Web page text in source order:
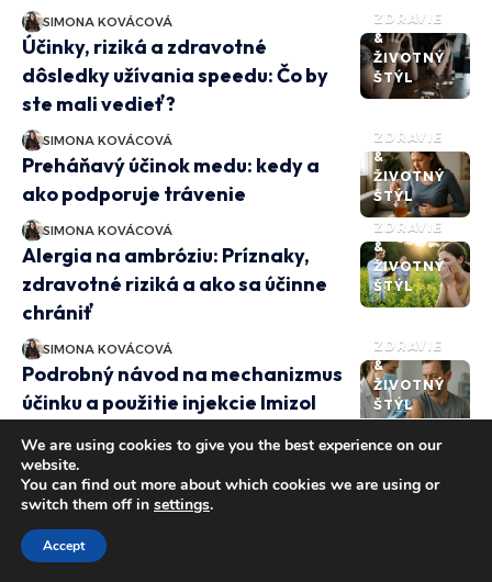
SIMONA KOVÁCOVÁ
ZDRAVIE
&
ŽIVOTNÝ
ŠTÝL
Účinky, riziká a zdravotné
dôsledky užívania speedu: Čo by
ste mali vedieť?
SIMONA KOVÁCOVÁ
ZDRAVIE
&
ŽIVOTNÝ
ŠTÝL
Preháňavý účinok medu: kedy a
ako podporuje trávenie
SIMONA KOVÁCOVÁ
ZDRAVIE
&
ŽIVOTNÝ
ŠTÝL
Alergia na ambróziu: Príznaky,
zdravotné riziká a ako sa účinne
chrániť
SIMONA KOVÁCOVÁ
ZDRAVIE
&
ŽIVOTNÝ
ŠTÝL
Podrobný návod na mechanizmus
účinku a použitie injekcie Imizol
SIMONA KOVÁCOVÁ
&
ŽIVOTNÝ
ŠTÝL
Liečivá sila objatia: Ako fyzický
kontakt zlepšuje naše zdravie?
SIMONA KOVÁCOVÁ
Podpora štítnej žľazy:
We are using cookies to give you the best experience on our
website.
You can find out more about which cookies we are using or
switch them off in settings.
Accept